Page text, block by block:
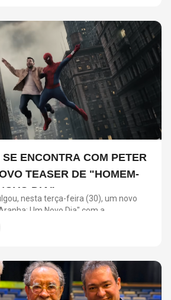
ENCONTRA COM PETER
TEASER DE "HOMEM-
DIA"
nesta terça-feira (30), um novo
Um Novo Dia" com a
Messi. O astro argentino divide a cena
em uma ação promocional do filme.